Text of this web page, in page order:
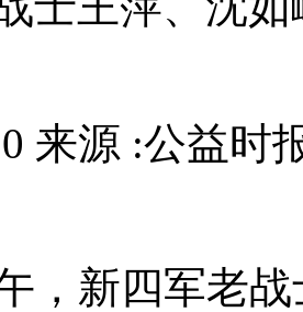
来源 :公益时
，新四军老